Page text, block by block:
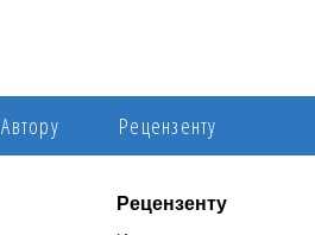
Автору Рецензенту
Рецензенту